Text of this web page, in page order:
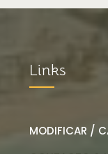
Links
MODIFICAR /